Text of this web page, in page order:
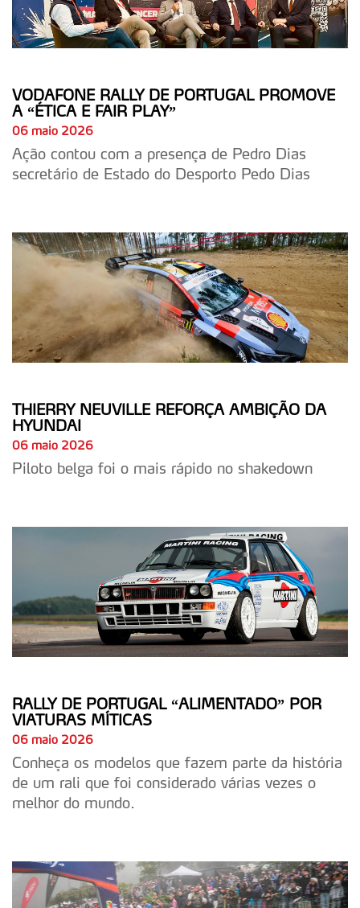
VODAFONE RALLY DE PORTUGAL PROMOVE
A “ÉTICA E FAIR PLAY”
06 maio 2026
Ação contou com a presença de Pedro Dias
secretário de Estado do Desporto Pedo Dias
THIERRY NEUVILLE REFORÇA AMBIÇÃO DA
HYUNDAI
06 maio 2026
Piloto belga foi o mais rápido no shakedown
RALLY DE PORTUGAL “ALIMENTADO” POR
VIATURAS MÍTICAS
06 maio 2026
Conheça os modelos que fazem parte da história
de um rali que foi considerado várias vezes o
melhor do mundo.